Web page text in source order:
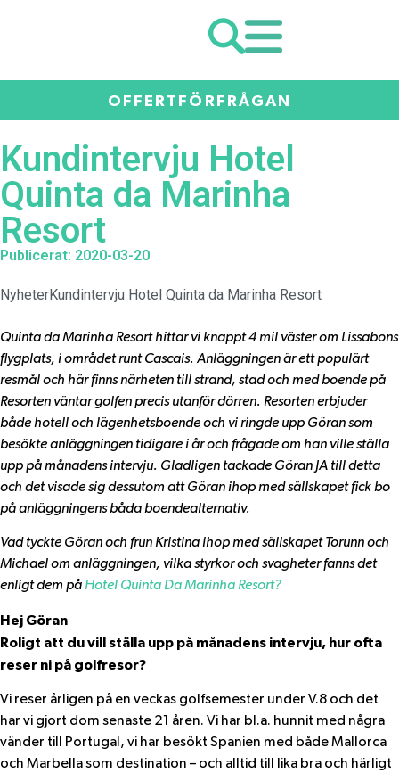
OFFERTFÖRFRÅGAN
Kundintervju Hotel
Quinta da Marinha
Resort
Publicerat: 2020-03-20
NyheterKundintervju Hotel Quinta da Marinha Resort
Quinta da Marinha Resort hittar vi knappt 4 mil väster om Lissabons
flygplats, i området runt Cascais. Anläggningen är ett populärt
resmål och här finns närheten till strand, stad och med boende på
Resorten väntar golfen precis utanför dörren. Resorten erbjuder
både hotell och lägenhetsboende och vi ringde upp Göran som
besökte anläggningen tidigare i år och frågade om han ville ställa
upp på månadens intervju. Gladligen tackade Göran JA till detta
och det visade sig dessutom att Göran ihop med sällskapet fick bo
på anläggningens båda boendealternativ.
Vad tyckte Göran och frun Kristina ihop med sällskapet Torunn och
Michael om anläggningen, vilka styrkor och svagheter fanns det
enligt dem på Hotel Quinta Da Marinha Resort?
Hej Göran
Roligt att du vill ställa upp på månadens intervju, hur ofta
reser ni på golfresor?
Vi reser årligen på en veckas golfsemester under V.8 och det
har vi gjort dom senaste 21 åren. Vi har bl.a. hunnit med några
vänder till Portugal, vi har besökt Spanien med både Mallorca
och Marbella som destination – och alltid till lika bra och härligt